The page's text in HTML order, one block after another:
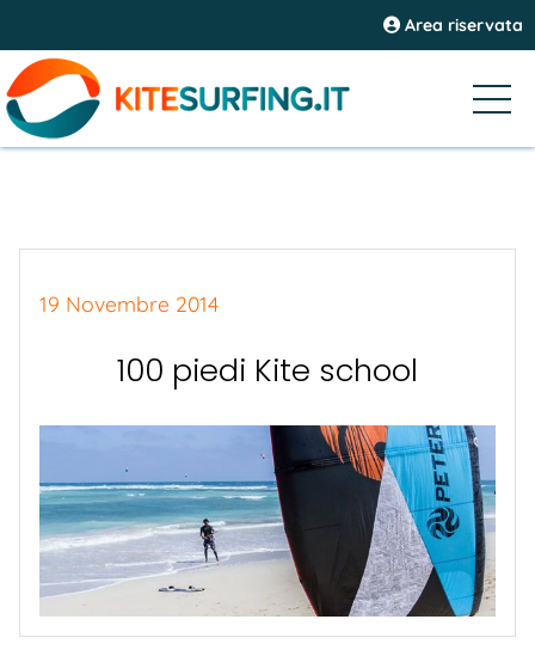
Area riservata
19 Novembre 2014
100 piedi Kite school